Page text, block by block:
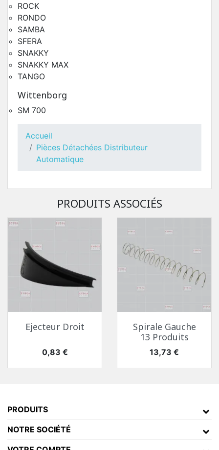
Toutes Pièces Détachées Necta Sfera
Pièces Détachées Distributeur Automatique
Toutes Pièces Détachées Necta Tango
Pièces Détachées Distributeur Automatique
ROCK
RONDO
SAMBA
SFERA
SNAKKY
SNAKKY MAX
TANGO
Wittenborg
SM 700
Accueil
Pièces Détachées Distributeur
Automatique
PRODUITS ASSOCIÉS
Ejecteur Droit
Prix
0,83 €
Spirale Gauche
13 Produits
Prix
13,73 €
PRODUITS
NOTRE SOCIÉTÉ